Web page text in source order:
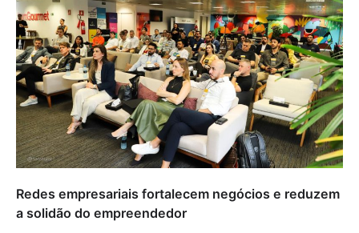
Redes empresariais fortalecem negócios e reduzem
a solidão do empreendedor